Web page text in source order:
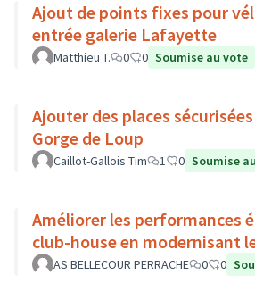
Ajout de points fixes pour
entrée galerie Lafayette
Matthieu T. 0 0 Soumise au vote
Ajouter des places
Gorge de Loup
Caillot-Gallois Tim 1 0 Soumise
Améliorer les performances
club-house en modernisant
AS BELLECOUR PERRACHE 0 0